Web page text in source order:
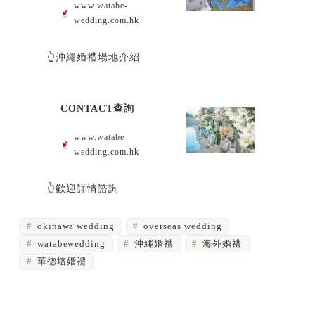
www.watabe-
wedding.com.hk
👆沖繩婚禮場地介紹
CONTACT查詢
www.watabe-
wedding.com.hk
👆歡迎詳情諮詢
okinawa wedding
overseas wedding
watabewedding
沖繩婚禮
海外婚禮
華德培婚禮